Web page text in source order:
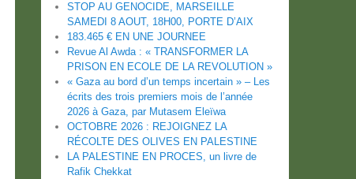
STOP AU GENOCIDE, MARSEILLE
SAMEDI 8 AOUT, 18H00, PORTE D’AIX
183.465 € EN UNE JOURNEE
Revue Al Awda : « TRANSFORMER LA
PRISON EN ECOLE DE LA REVOLUTION »
« Gaza au bord d’un temps incertain » – Les
écrits des trois premiers mois de l’année
2026 à Gaza, par Mutasem Eleïwa
OCTOBRE 2026 : REJOIGNEZ LA
RÉCOLTE DES OLIVES EN PALESTINE
LA PALESTINE EN PROCES, un livre de
Rafik Chekkat